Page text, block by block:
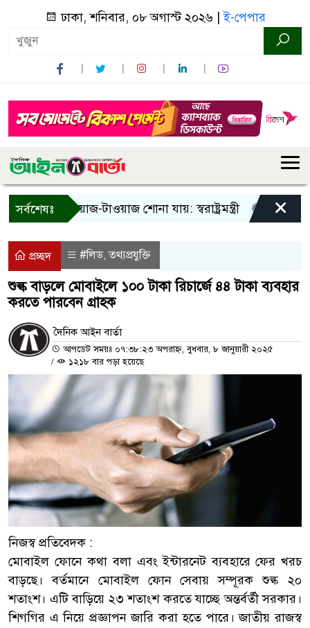
ঢাকা, শনিবার, ০৮ অগাস্ট ২০২৬ |ই-পেপার
সর্বশেষঃ
শুধু আওয়াজ-টাওয়াজ শোনা যায়: স্বরাষ্ট্রমন্ত্রী তিন দিনের
×
প্রচ্ছদ #লিড,তথ্যপ্রযুক্তি
শুল্ক বাড়লে মোবাইলে ১০০ টাকা রিচার্জে ৪৪ টাকা ব্যবহার
করতে পারবেন গ্রাহক
দৈনিক আইন বার্তা
আপডেট সময়ঃ ০৭:৩৮:২৩ অপরাহ্ন, বুধবার, ৮ জানুয়ারী ২০২৫
/
১২১৮ বার পড়া হয়েছে
নিজস্ব প্রতিবেদক :
মোবাইল ফোনে কথা বলা এবং ইন্টারনেট ব্যবহারে ফের খরচ
বাড়ছে। বর্তমানে মোবাইল ফোন সেবায় সম্পূরক শুল্ক ২০
শতাংশ। এটি বাড়িয়ে ২৩ শতাংশ করতে যাচ্ছে অন্তর্বর্তী সরকার।
শিগগির এ নিয়ে প্রজ্ঞাপন জারি করা হতে পারে। জাতীয় রাজস্ব